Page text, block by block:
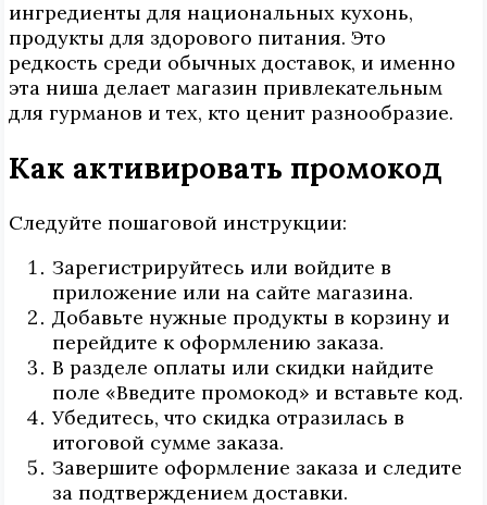
ингредиенты для национальных кухонь,
продукты для здорового питания. Это
редкость среди обычных доставок, и именно
эта ниша делает магазин привлекательным
для гурманов и тех, кто ценит разнообразие.
Как активировать промокод
Следуйте пошаговой инструкции:
Зарегистрируйтесь или войдите в
приложение или на сайте магазина.
Добавьте нужные продукты в корзину и
перейдите к оформлению заказа.
В разделе оплаты или скидки найдите
поле «Введите промокод» и вставьте код.
Убедитесь, что скидка отразилась в
итоговой сумме заказа.
Завершите оформление заказа и следите
за подтверждением доставки.